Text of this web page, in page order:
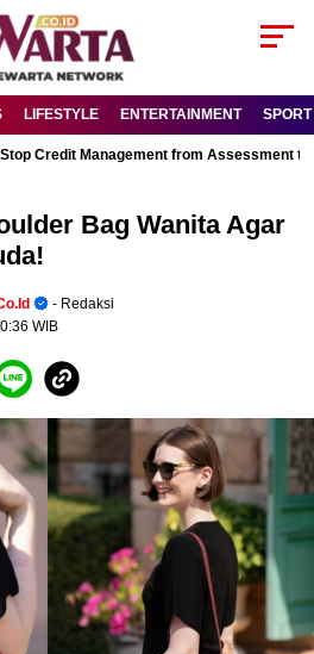
LIFESTYLE ENTERTAINMENT SPORT
Credit Management from Assessment
Bag Wanita Agar
- Redaksi
WIB